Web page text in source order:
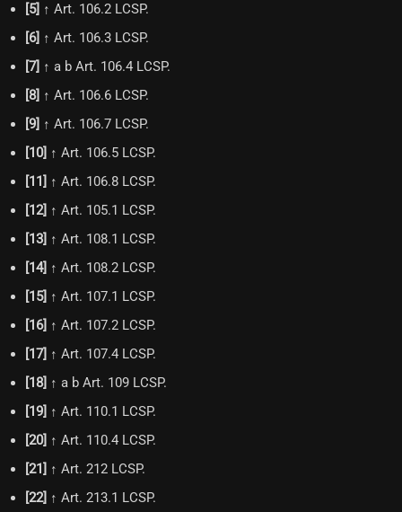
[5] ↑ Art. 106.2 LCSP.
[6] ↑ Art. 106.3 LCSP.
[7] ↑ a b Art. 106.4 LCSP.
[8] ↑ Art. 106.6 LCSP.
[9] ↑ Art. 106.7 LCSP.
[10] ↑ Art. 106.5 LCSP.
[11] ↑ Art. 106.8 LCSP.
[12] ↑ Art. 105.1 LCSP.
[13] ↑ Art. 108.1 LCSP.
[14] ↑ Art. 108.2 LCSP.
[15] ↑ Art. 107.1 LCSP.
[16] ↑ Art. 107.2 LCSP.
[17] ↑ Art. 107.4 LCSP.
[18] ↑ a b Art. 109 LCSP.
[19] ↑ Art. 110.1 LCSP.
[20] ↑ Art. 110.4 LCSP.
[21] ↑ Art. 212 LCSP.
[22] ↑ Art. 213.1 LCSP.